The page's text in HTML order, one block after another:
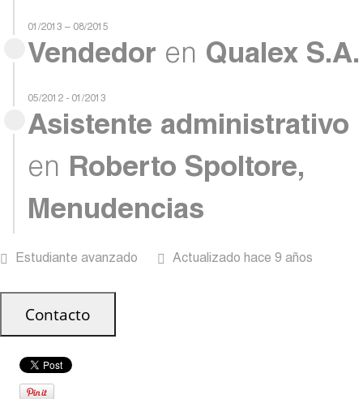
01/2013 – 08/2015
Vendedor en Qualex S.A.
05/2012 - 01/2013
Asistente administrativo
en Roberto Spoltore,
Menudencias
Estudiante avanzado Actualizado hace 9 años